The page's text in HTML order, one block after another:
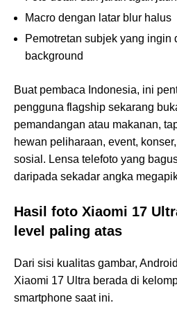
Macro dengan latar blur halus
Pemotretan subjek yang ingin
background
Buat pembaca Indonesia, ini
pengguna flagship sekarang
pemandangan atau makanan,
hewan peliharaan, event,
sosial. Lensa telefoto yang
daripada sekadar angka
Hasil foto Xiaomi 17
level paling atas
Dari sisi kualitas gambar,
Xiaomi 17 Ultra berada di
smartphone saat ini.